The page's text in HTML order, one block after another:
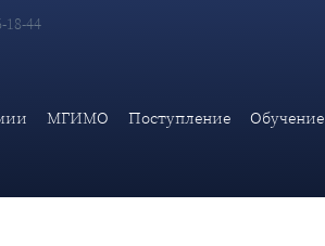
18-44
МГИМО Поступление Обучение